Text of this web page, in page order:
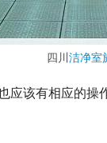
四川洁净室
应该有相应的